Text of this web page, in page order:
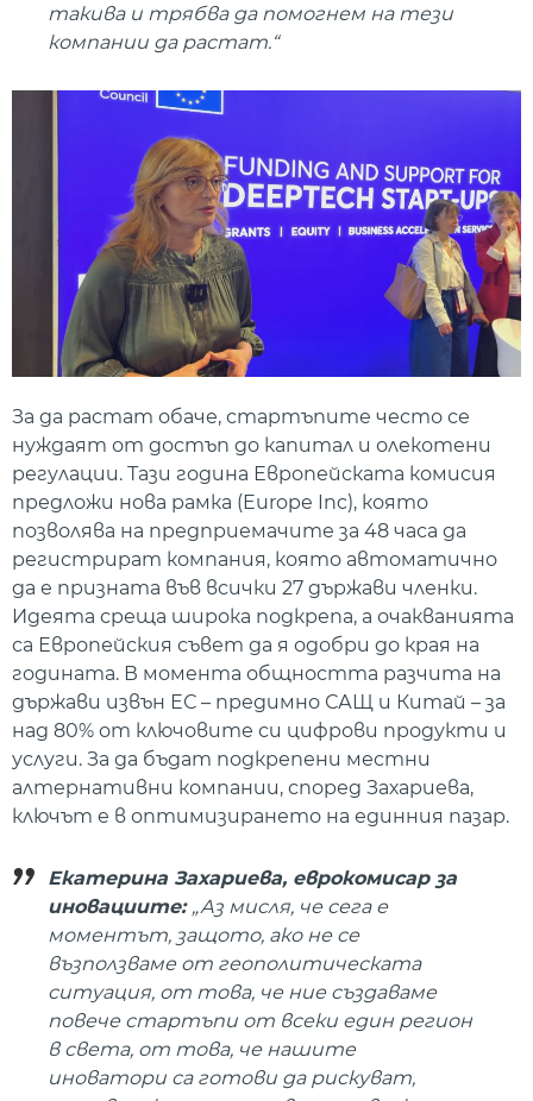
такива и трябва да помогнем на тези
компании да растат.“
За да растат обаче, стартъпите често се
нуждаят от достъп до капитал и олекотени
регулации. Тази година Европейската комисия
предложи нова рамка (Europe Inc), която
позволява на предприемачите за 48 часа да
регистрират компания, която автоматично
да е призната във всички 27 държави членки.
Идеята среща широка подкрепа, а очакванията
са Европейския съвет да я одобри до края на
годината. В момента общността разчита на
държави извън ЕС – предимно САЩ и Китай – за
над 80% от ключовите си цифрови продукти и
услуги. За да бъдат подкрепени местни
алтернативни компании, според Захариева,
ключът е в оптимизирането на единния пазар.
Екатерина Захариева, еврокомисар за
иновациите: „Аз мисля, че сега е
моментът, защото, ако не се
възползваме от геополитическата
ситуация, от това, че ние създаваме
повече стартъпи от всеки един регион
в света, от това, че нашите
иноватори са готови да рискуват,